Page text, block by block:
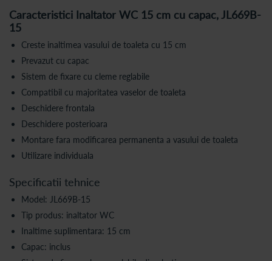
Caracteristici Inaltator WC 15 cm cu capac, JL669B-
15
Creste inaltimea vasului de toaleta cu 15 cm
Prevazut cu capac
Sistem de fixare cu cleme reglabile
Compatibil cu majoritatea vaselor de toaleta
Deschidere frontala
Deschidere posterioara
Montare fara modificarea permanenta a vasului de toaleta
Utilizare individuala
Specificatii tehnice
Model: JL669B-15
Tip produs: inaltator WC
Inaltime suplimentara: 15 cm
Capac: inclus